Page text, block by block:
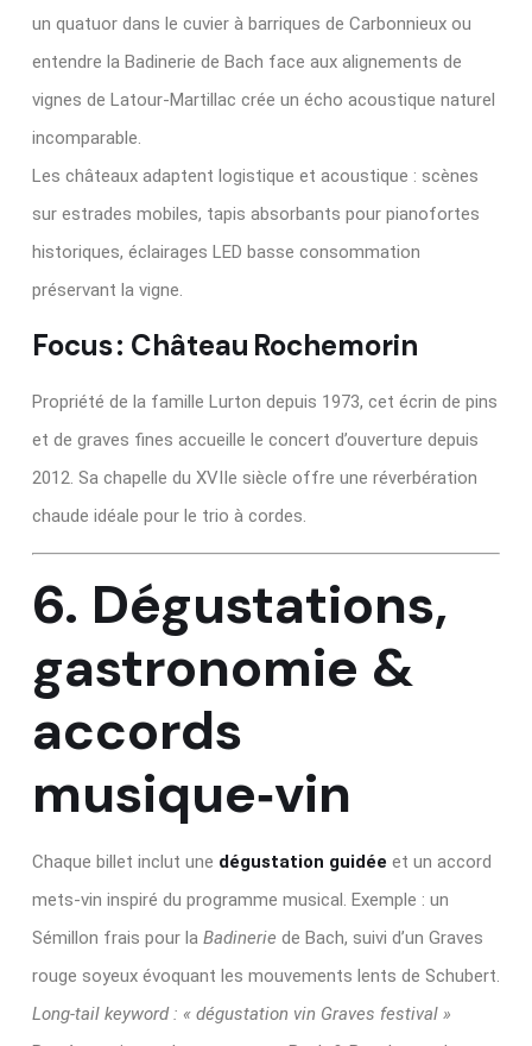
un quatuor dans le cuvier à barriques de Carbonnieux ou
entendre la Badinerie de Bach face aux alignements de
vignes de Latour‑Martillac crée un écho acoustique naturel
incomparable.
Les châteaux adaptent logistique et acoustique : scènes
sur estrades mobiles, tapis absorbants pour pianofortes
historiques, éclairages LED basse consommation
préservant la vigne.
Focus : Château Rochemorin
Propriété de la famille Lurton depuis 1973, cet écrin de pins
et de graves fines accueille le concert d’ouverture depuis
2012. Sa chapelle du XVIIe siècle offre une réverbération
chaude idéale pour le trio à cordes.
6. Dégustations,
gastronomie &
accords
musique‑vin
Chaque billet inclut une dégustation guidée et un accord
mets‑vin inspiré du programme musical. Exemple : un
Sémillon frais pour la Badinerie de Bach, suivi d’un Graves
rouge soyeux évoquant les mouvements lents de Schubert.
Long‑tail keyword : « dégustation vin Graves festival »